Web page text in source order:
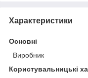
Характеристики
Основні
Виробник
Користувальницькі